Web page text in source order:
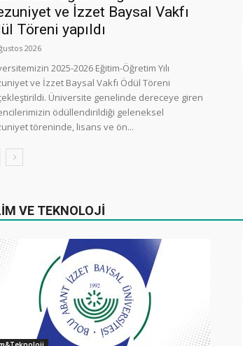
ve İzzet Baysal Vakfı
Töreni yapıldı
2026
2025-2026 Eğitim-Öğretim Yılı
ve İzzet Baysal Vakfı Ödül Töreni
Üniversite genelinde dereceye giren
ödüllendirildiği geleneksel
töreninde, lisans ve ön...
VE TEKNOLOJİ